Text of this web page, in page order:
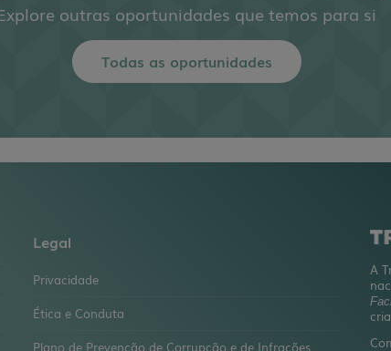
outras oportunidades que temos para si
Todas as oportunidades
Legal
Privacidade
Ética e Conduta
Plano de Prevenção de Corrupção e de Infrações
A